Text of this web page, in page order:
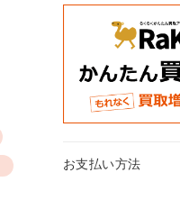
お支払い方法